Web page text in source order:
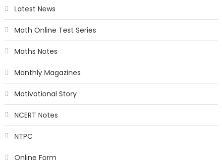
Latest News
Math Online Test Series
Maths Notes
Monthly Magazines
Motivational Story
NCERT Notes
NTPC
Online Form